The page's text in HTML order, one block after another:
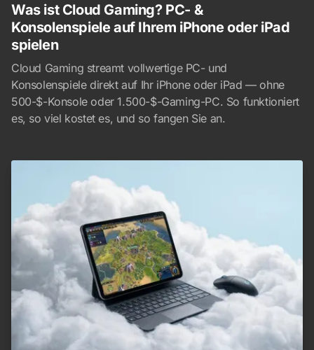
Was ist Cloud Gaming? PC- &
Konsolenspiele auf Ihrem iPhone oder iPad
spielen
Cloud Gaming streamt vollwertige PC- und
Konsolenspiele direkt auf Ihr iPhone oder iPad — ohne
500-$-Konsole oder 1.500-$-Gaming-PC. So funktioniert
es, so viel kostet es, und so fangen Sie an.